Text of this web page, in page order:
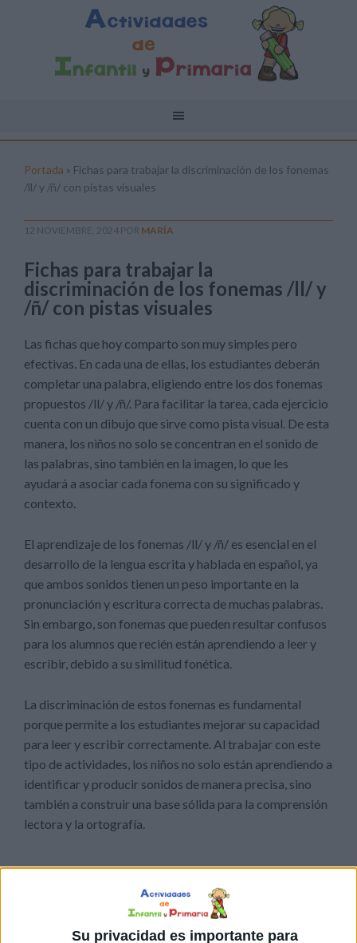
Su privacidad es importante para
Portada » Fichas para trabajar la discriminación de los fonemas
/ll/ y /ñ/ con pistas visuales
12 NOVIEMBRE, 2024 POR MARÍA
Fichas para trabajar la
discriminación de los fonemas /ll/ y
/ñ/ con pistas visuales
Las fichas que hoy comparto son muy simples pero
efectivas. En cada una de ellas, los estudiantes deberán
completar una palabra, eligiendo entre los dos fonemas
propuestos /ll/ y /ñ/. Para facilitar la tarea, cada ejercicio
cuenta con un dibujo que sirve como pista visual. De esta
manera, los niños no solo se concentran en el sonido de
las palabras, sino también en la imagen, lo que les
ayudará a asociar cada fonema con su significado y
contexto.
El aprendizaje de los fonemas /ll/ y /ñ/ es esencial en el
desarrollo de la lengua escrita y hablada en español, ya
que ambos sonidos tienen un peso importante en la
pronunciación y escritura correcta de muchas palabras.
Sin embargo, son fonemas que pueden resultar confusos
para los alumnos que recién están aprendiendo a leer y
escribir, debido a su similitud fonética.
La discriminación de estos fonemas es fundamental
porque permite a los estudiantes mejorar su capacidad
para leer y escribir correctamente. Al trabajar con este
tipo de actividades, los niños no solo están aprendiendo a
identificar y producir sonidos de manera precisa, sino
también a construir una base sólida para la comprensión
lectora y la ortografía.